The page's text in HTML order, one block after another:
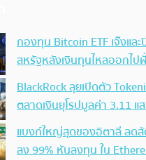
กองทุน Bitcoin ETF เจ๊งแล
สหรัฐหลังเงินทุนไหลออกไป
BlackRock ลุยเปิดตัว
ตลาดเงินยุโรปมูลค่า 3.11
แบงก์ใหญ่สุดของอิตาลี ลดสั
ลง 99% หันลงทุน ใน